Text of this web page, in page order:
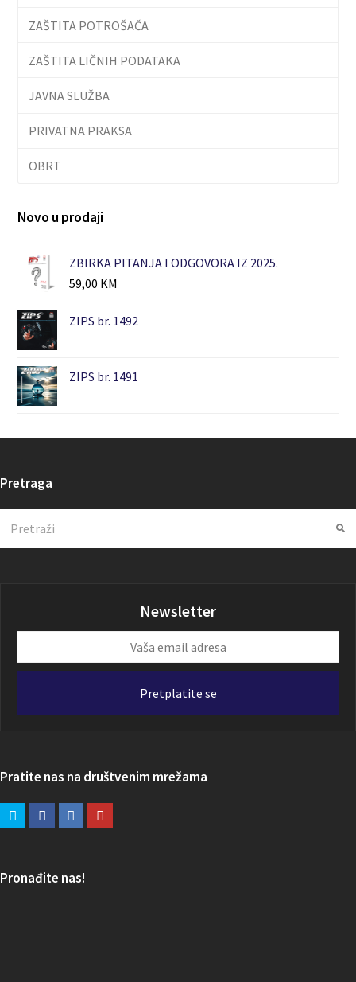
ZAŠTITA POTROŠAČA
ZAŠTITA LIČNIH PODATAKA
JAVNA SLUŽBA
PRIVATNA PRAKSA
OBRT
Novo u prodaji
ZBIRKA PITANJA I ODGOVORA IZ 2025.
59,00 KM
ZIPS br. 1492
ZIPS br. 1491
Pretraga
Newsletter
email
Pretplatite se
Pratite nas na društvenim mrežama
Pronađite nas!